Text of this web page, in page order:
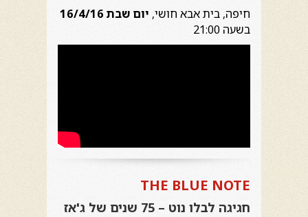
חיפה, בית אבא חושי, יום שבת 16/4/16
בשעה 21:00
THE BLUE NOTE
חגיגה לבלו נוט – 75 שנים של ג'אז